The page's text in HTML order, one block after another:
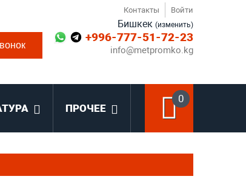
Бишкек (изменить)
+996-777-51-72-23
info@metpromko.kg
Контакты Войти
0
ПРОЧЕЕ